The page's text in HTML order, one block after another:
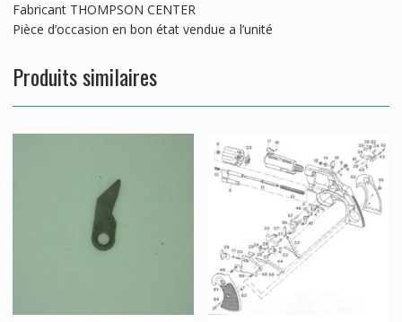
Fabricant THOMPSON CENTER
Pièce d’occasion en bon état vendue a l’unité
Produits similaires